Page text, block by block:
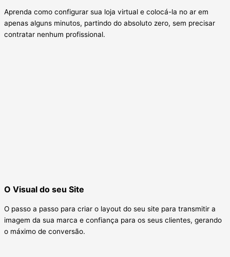
Aprenda como configurar sua loja virtual e colocá-la no ar em
apenas alguns minutos, partindo do absoluto zero, sem precisar
contratar nenhum profissional.
O Visual do seu Site
O passo a passo para criar o layout do seu site para transmitir a
imagem da sua marca e confiança para os seus clientes, gerando
o máximo de conversão.